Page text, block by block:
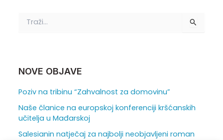
:NOVE OBJAVE
Poziv na tribinu “Zahvalnost za domovinu”
Naše članice na europskoj konferenciji kršćanskih
učitelja u Mađarskoj
Salesianin natječaj za najbolji neobjavljeni roman